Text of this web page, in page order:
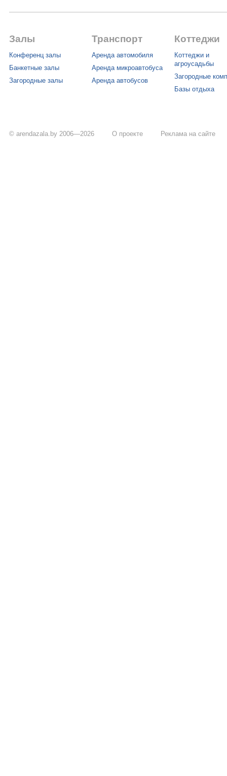
Залы
Конференц залы
Банкетные залы
Загородные залы
Транспорт
Аренда автомобиля
Аренда микроавтобуса
Аренда автобусов
Коттеджи
Коттеджи и
агроусадьбы
Загородные
Базы отдыха
© arendazala.by 2006—2026 О проекте Реклама на сайте